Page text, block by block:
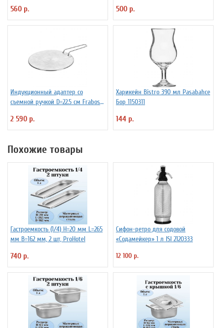
560 р. 500 р.
Индукционный адаптер со
съемной ручкой D=22.5 см Frabosk
2 590 р.
Харикейн Bistro 390 мл Pasabahce
Бор 1150311
144 р.
Похожие товары
Гастроемкость (1/4) H=20 мм L=265
мм B=162 мм, 2 шт, ProHotel
740 р.
Сифон-ретро для содовой
«Содамейкер» 1 л ISI 2120333
12 100 р.